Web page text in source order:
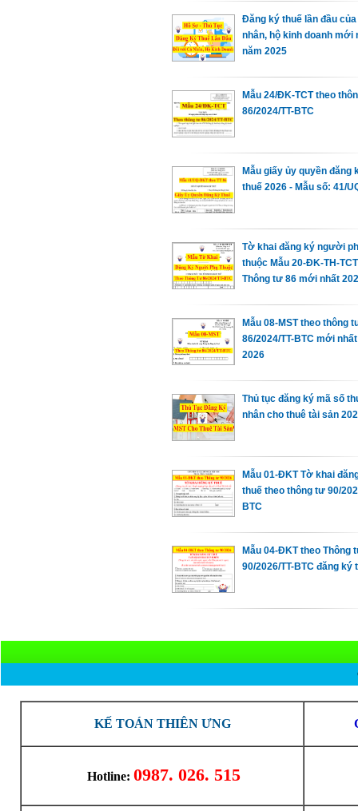
Đăng ký thuế lần đầu
nhân, hộ kinh doanh mới
năm 2025
Mẫu 24/ĐK-TCT theo
86/2024/TT-BTC
Mẫu giấy ủy quyền đăng
thuế 2026 - Mẫu số: 41/
Tờ khai đăng ký người
thuộc Mẫu 20-ĐK-TH-
Thông tư 86 mới nhất
Mẫu 08-MST theo thông
86/2024/TT-BTC mới
2026
Thủ tục đăng ký mã số
nhân cho thuê tài sản
Mẫu 01-ĐKT Tờ khai
thuế theo thông tư 90/
BTC
Mẫu 04-ĐKT theo Thông
90/2026/TT-BTC đăng ký
KẾ TOÁN THIÊN ƯNG
Hotline: 0987. 026. 515